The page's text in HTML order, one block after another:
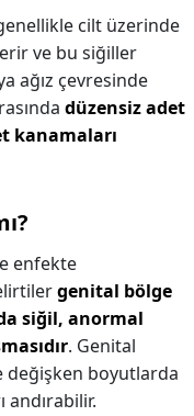
cilt üzerinde
ve bu siğiller
ağız çevresinde
düzensiz adet
kanamaları
enfekte
genital bölge
siğil, anormal
. Genital
değişken boyutlarda